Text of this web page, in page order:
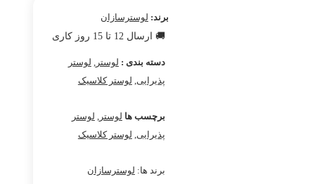
برند: لوسترسازان
🚚 ارسال 12 تا 15 روز کاری
دسته بندی : لوستر
لوستر
پذیرایی لوستر کلاسیک
برچسب ها لوستر
لوستر
پذیرایی لوستر کلاسیک
برند ها: لوسترسازان